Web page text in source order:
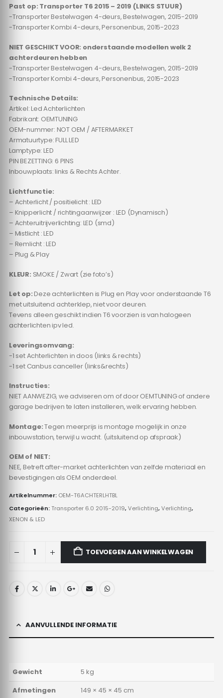
Past op: Transporter T6 2015 – 2019 (LINKS STUUR)
-Transporter Bestelwagen 4-deurs, Bestelwagen, 2015-2019
-Transporter Kombi 4-deurs, Personenbus, 2015-2023
NIET GESCHIKT VOOR: onderstaande modellen welk 2
achterdeuren hebben
-Transporter Bestelwagen 4-deurs, Bestelwagen, 2015-2019
-Transporter Kombi 4-deurs, Personenbus, 2015-2023
Technische Details:
Artikel: Led Achterlichten
Fabrikant: OEMTUNING
OEM-nummer: NOT OEM / AFTERMARKET
Armatuurtype: FULL LED
Lamptype: LED
PIN BEZETTING: 6 PINS
Inbouwplaats: links & Rechts Achter.
Lichtfunctie:
– Achterlicht / positielicht : LED
– Knipperlicht / richtingaanwijzer : LED (Dynamisch)
– Achteruitrijverlichting: LED (smd)
– Mistlicht : LED
– Remlicht : LED
– Plug & Play
KLEUR: SMOKE / Zwart (zie foto’s)
Let op:Deze achterlichten is Plug en Play voor onderstaande T6
met uitsluitend achterklep, niet voor deuren.
Tevens alleen geschikt indien T6 voorzien is van halogeen
achterlichten ipv led.
Leveringsomvang:
-1 set Achterlichten in doos (links & rechts)
-1 set Canbus canceller (links&rechts)
Instructies:
NIET AANWEZIG, we adviseren om of door OEMTUNING of andere
garage bedrijven te laten installeren, welk ervaring hebben.
Montage:Tegen meerprijs is montage mogelijk in onze
inbouwstation, terwijl u wacht. (uitsluitend op afspraak)
OEM of NIET:
NEE, Betreft after-market achterlichten van zelfde materiaal en
bevestigingen als OEM onderdeel.
Artikelnummer: OEM-T6ACHTERLHTBL
Categorieën:Transporter 6.0 2015-2019,Verlichting,Verlichting,
XENON & LED
TOEVOEGEN AAN WINKELWAGEN
AANVULLENDE INFORMATIE
Gewicht
5 kg
Afmetingen
149 × 45 × 45 cm